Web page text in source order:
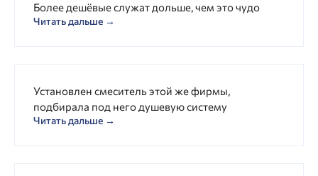
Более дешёвые служат дольше, чем это чудо
Читать дальше →
Установлен смеситель этой же фирмы,
подбирала под него душевую систему
Читать дальше →